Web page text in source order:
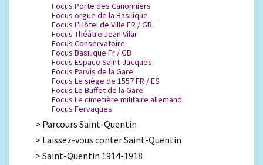
Focus Porte des Canonniers
Focus orgue de la Basilique
Focus L'Hôtel de Ville FR / GB
Focus Théâtre Jean Vilar
Focus Conservatoire
Focus Basilique Fr / GB
Focus Espace Saint-Jacques
Focus Parvis de la Gare
Focus Le siège de 1557 FR / ES
Focus Le Buffet de la Gare
Focus Le cimetière militaire allemand
Focus Fervaques
Parcours Saint-Quentin
Laissez-vous conter Saint-Quentin
Saint-Quentin 1914-1918